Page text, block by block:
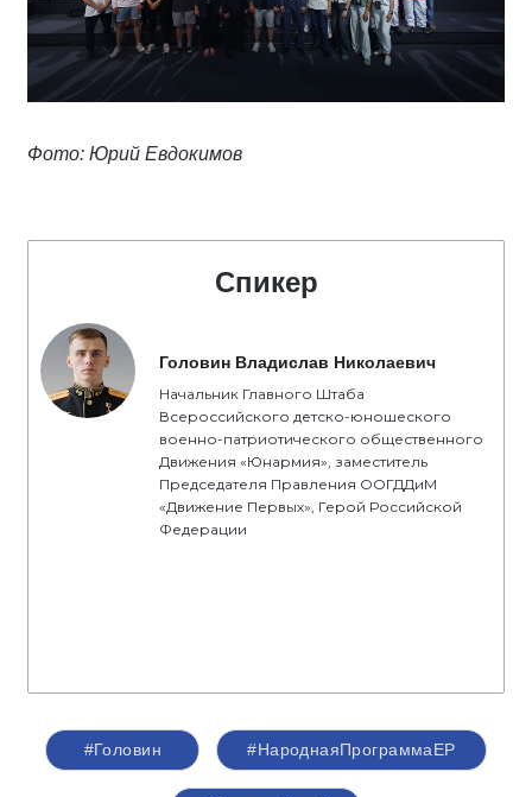
Фото: Юрий Евдокимов
Спикер
Головин Владислав Николаевич
Начальник Главного Штаба
Всероссийского детско-юношеского
военно-патриотического общественного
Движения «Юнармия», заместитель
Председателя Правления ООГДДиМ
«Движение Первых», Герой Российской
Федерации
#Головин #НароднаяПрограммаЕР